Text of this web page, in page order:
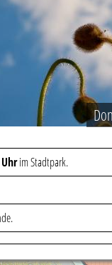
im Stadtpark.